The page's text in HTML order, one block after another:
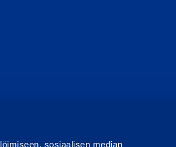
sosiaalisen median